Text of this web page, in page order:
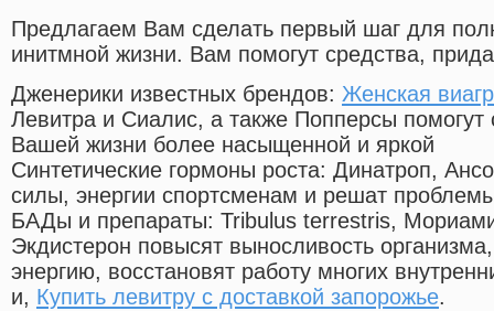
Предлагаем Вам сделать первый шаг для
инитмной жизни. Вам помогут средства,
Дженерики известных брендов: Женская
Левитра и Сиалис, а также Попперсы помогут
Вашей жизни более насыщенной и яркой
Синтетические гормоны роста: Динатроп,
силы, энергии спортсменам и решат
БАДы и препараты: Tribulus terrestris,
Экдистерон повысят выносливость
энергию, восстановят работу многих
и, Купить левитру с доставкой запорожье.